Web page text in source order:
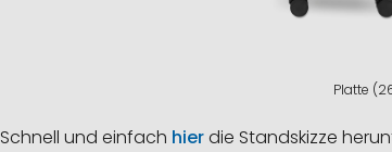
Platte
Schnell und einfach hierdie Standskizze